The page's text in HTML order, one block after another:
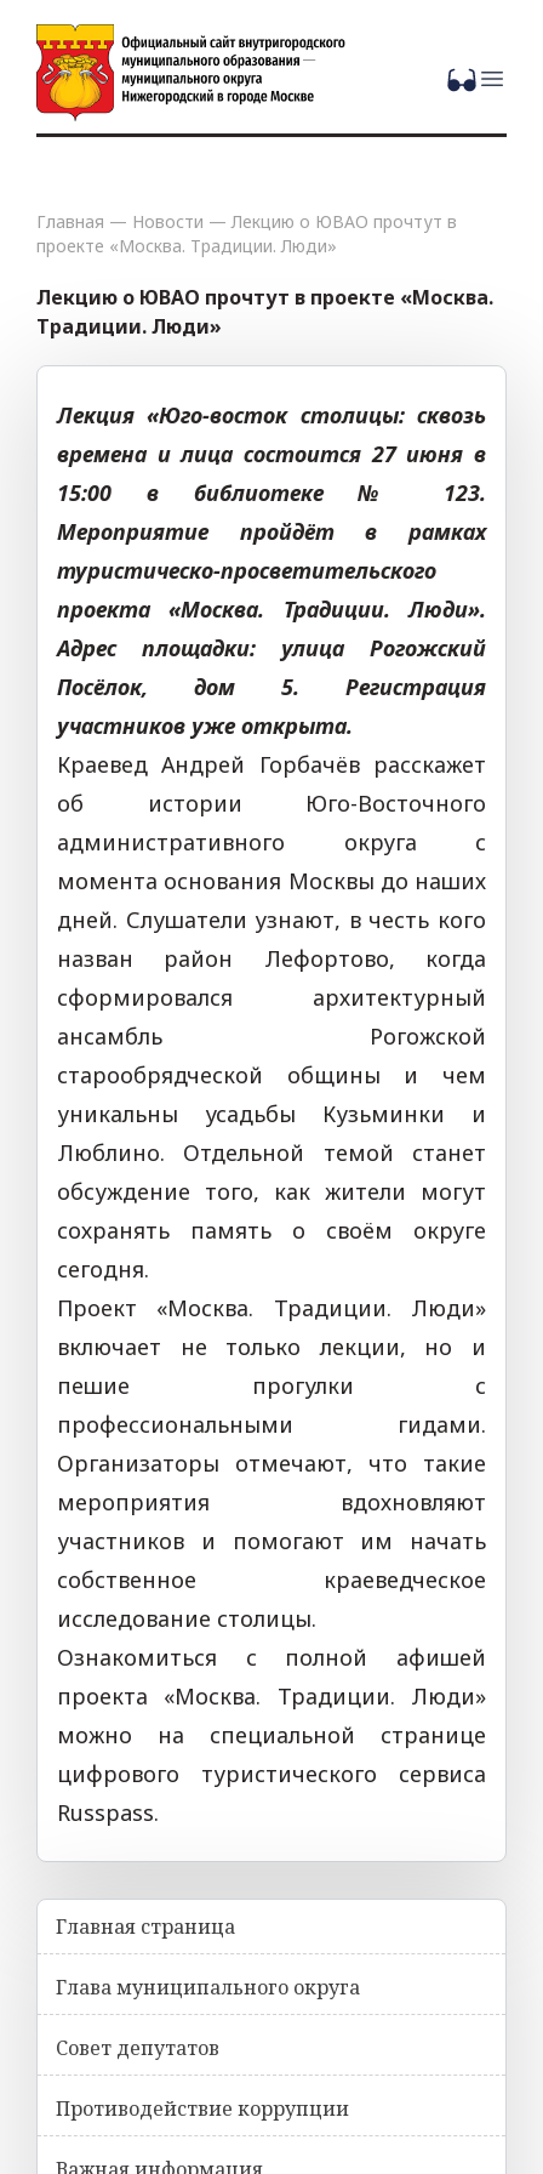
Главная — Новости —Лекцию о ЮВАО прочтут в
проекте «Москва. Традиции. Люди»
Лекцию о ЮВАО прочтут в проекте «Москва.
Традиции. Люди»
Лекция «Юго-восток столицы: сквозь
времена и лица состоится 27 июня в
15:00 в библиотеке № 123.
Мероприятие пройдёт в рамках
туристическо-просветительского
проекта «Москва. Традиции. Люди».
Адрес площадки: улица Рогожский
Посёлок, дом 5. Регистрация
участников уже открыта.
Краевед Андрей Горбачёв расскажет
об истории Юго-Восточного
административного округа с
момента основания Москвы до наших
дней. Слушатели узнают, в честь кого
назван район Лефортово, когда
сформировался архитектурный
ансамбль Рогожской
старообрядческой общины и чем
уникальны усадьбы Кузьминки и
Люблино. Отдельной темой станет
обсуждение того, как жители могут
сохранять память о своём округе
сегодня.
Проект «Москва. Традиции. Люди»
включает не только лекции, но и
пешие прогулки с
профессиональными гидами.
Организаторы отмечают, что такие
мероприятия вдохновляют
участников и помогают им начать
собственное краеведческое
исследование столицы.
Ознакомиться с полной афишей
проекта «Москва. Традиции. Люди»
можно на специальной странице
цифрового туристического сервиса
Russpass.
Главная страница
Глава муниципального округа
Совет депутатов
Противодействие коррупции